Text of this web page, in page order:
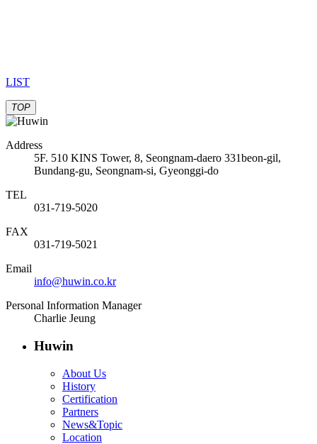
LIST
TOP
Address
5F. 510 KINS Tower, 8, Seongnam-daero 331beon-gil,
Bundang-gu, Seongnam-si, Gyeonggi-do
TEL
031-719-5020
FAX
031-719-5021
Email
info@huwin.co.kr
Personal Information Manager
Charlie Jeung
Huwin
About Us
History
Certification
Partners
News&Topic
Location